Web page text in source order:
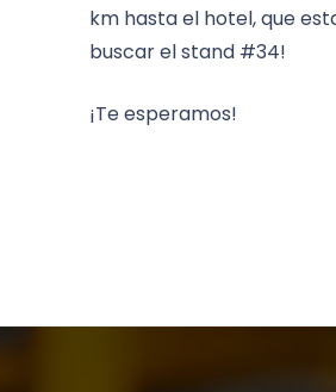
km hasta el hotel, que
buscar el stand #34!
¡Te esperamos!